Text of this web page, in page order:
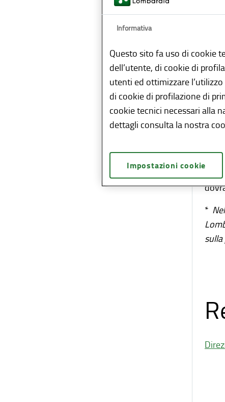
Il
*
Informativa
Questo sito fa uso di cookie
dell’utente, di cookie di
utenti ed ottimizzare
di cookie di profilazione di
cookie tecnici necessari alla
dettagli consulta la nostra
Impostazioni cookie